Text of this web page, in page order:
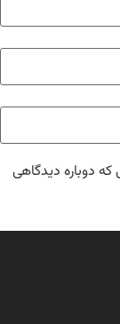
که دوباره دیدگاهی